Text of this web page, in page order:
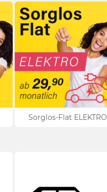
Sorglos-Flat ELEKTRO